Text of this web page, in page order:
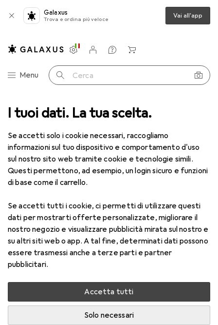
I tuoi dati. La tua scelta.
Se accetti solo i cookie necessari, raccogliamo
informazioni sul tuo dispositivo e comportamento d'uso
sul nostro sito web tramite cookie e tecnologie simili.
Questi permettono, ad esempio, un login sicuro e funzioni
di base come il carrello.
Se accetti tutti i cookie, ci permetti di utilizzare questi
dati per mostrarti offerte personalizzate, migliorare il
nostro negozio e visualizzare pubblicità mirata sul nostro e
su altri siti web o app. A tal fine, determinati dati possono
essere trasmessi anche a terze parti e partner
pubblicitari.
Accetta tutti
Solo necessari
Galaxus
Trova e ordina più veloce Vai all'app
Categoria Navigazione
Menu Cerca
Impostazioni
Conto cliente
Liste di confronto
Liste dei desideri
Carrello
IT + Multimedia Periferiche Cavi
Cavi Switch KVM
Prodotti Forum